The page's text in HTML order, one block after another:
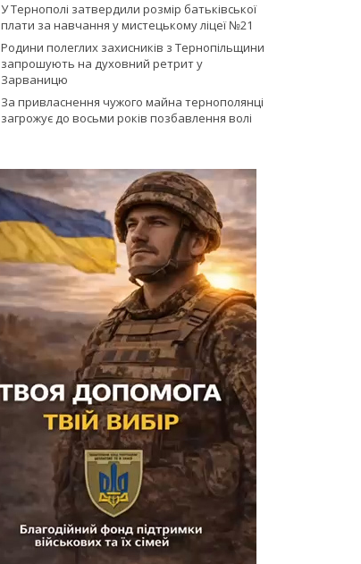
У Тернополі затвердили розмір батьківської
плати за навчання у мистецькому ліцеї №21
Родини полеглих захисників з Тернопільщини
запрошують на духовний ретрит у
Зарваницю
За привласнення чужого майна тернополянці
загрожує до восьми років позбавлення волі